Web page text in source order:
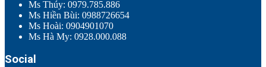
Ms Thúy: 0979.785.886
Ms Hiền Bùi: 0988726654
Ms Hoài: 0904901070
Ms Hà My: 0928.000.088
Social